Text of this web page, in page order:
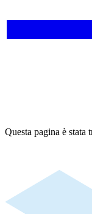
Questa pagina è